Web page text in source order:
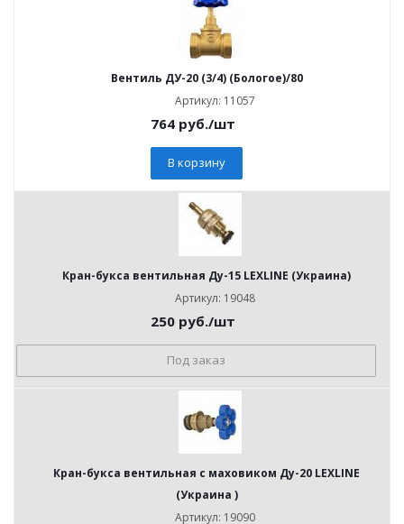
Вентиль ДУ-20 (3/4) (Бологое)/80
Артикул: 11057
764 руб./шт
В корзину
Кран-букса вентильная Ду-15 LEXLINE (Украина)
Артикул: 19048
250 руб./шт
Под заказ
Кран-букса вентильная с маховиком Ду-20 LEXLINE
(Украина )
Артикул: 19090